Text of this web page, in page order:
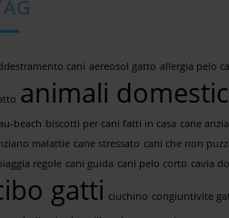
cani aereosol gatto allergia pelo
animali
beach biscotti per cani fatti in casa cane
malattie cane stressato cani che non
regole cani guida cani pelo corto cavia
gatti ciuchino congiuntivite